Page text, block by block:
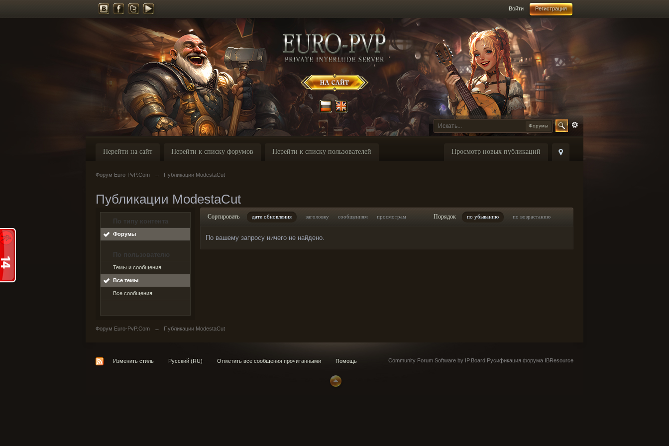
Войти Регистрация
Форумы
Просмотр новых публикаций
Перейти на сайт Перейти к списку форумов Перейти к списку пользователей
Форум Euro-PvP.Com → Публикации ModestaCut
Публикации ModestaCut
По типу контента
Форумы
По пользователю
Темы и сообщения
Все темы
Все сообщения
Сортировать дате обновления заголовку сообщениям просмотрам Порядок по убыванию по возрастанию
По вашему запросу ничего не найдено.
Форум Euro-PvP.Com → Публикации ModestaCut
Изменить стиль Русский (RU) Отметить все сообщения прочитанными Помощь Community Forum Software by IP.Board Русификация форума IBResource